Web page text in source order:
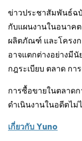
ข่าวประชาสัมพันธ์ฉ
กับแผนงานในอนาค
ผลิตภัณฑ์ และโครงก
อาจแตกต่างอย่างมี
กฎระเบียบ ตลาด กา
การซื้อขายในตลาด
ดำเนินงานในอดีตไ
เกี่ยวกับ Yuno